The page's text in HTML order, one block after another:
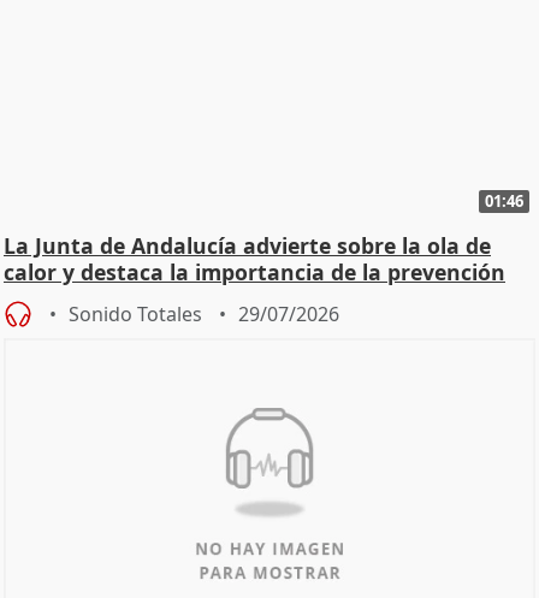
01:46
La Junta de Andalucía advierte sobre la ola de
calor y destaca la importancia de la prevención
Sonido Totales 29/07/2026